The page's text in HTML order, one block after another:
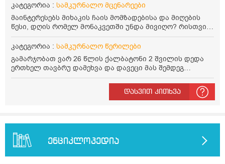
წავიკითხე რომ: 1 ჭიქა თბილ წყალში ჩავყაროთ 1 ჩაის
კოვზი დაქუცმაცებული და გამხმარი ორეგანო და
გავაჩეროთ 10-15 წუთი, მივიღოთო ჭამიდან 1-2 საათში.
მიზანი: ანტიოქსიდანტური და ანთების საწინააღმდეგო
თვისება. სწორია ეს ინფორმაცია? უკუჩვენება რა აქვს
და ბრონქულ ასთმას თუ შველის ორეგანოს ჩაი?
კატეგორია : სამკურნალო მცენარეები
მაინტერესებს მიხაკის ჩაის მომზადებისა და მიღების
წესი, დღის რომელ მონაკვეთში უნდა მივიღო? რისთვის
არის სასარგებლო და უკუჩვენება თუ აქვს
კატეგორია : სამკურნალო წერილები
გამარჯობათ ვარ 26 წლის ქალბატონი 2 შვილის დედა
ერთხელ თავბრუ დამეხვა და დავეცი მას შემდეგ
დამეწყო შიშები ვეღარ გავდიოდი გარეთ რადგან ისევ
ასე ცუდად არ გავხდარიყავი ყურის ანთება მქონდა
მაშინ როგორც გაირკვა მას შემსეგ გავიდა 1 წელზე
სმაგაზეხ კი ცუდად ვხდებოდი ეხლა როგორმე გავდივარ
ბაღში ჯოხში ზოგჯერ მაქვს შეგრძნება მიწა მეცლება
ფეხებიდან და ჯოხზე უნდა დავეყრდნო აუცილებლად
არვიხი როგორ მოვიქცე რა გავაკეთო ასევე დამეწყო
შიშები უაზროდ შფოთვა რომ ვეღარ გავალ გაერთ
დასვით კითხვა
ენციკლოპედია